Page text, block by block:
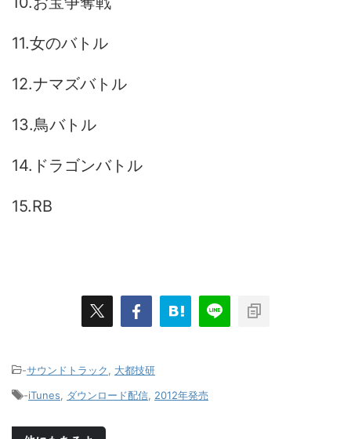
11.女のバトル
12.ナマズバトル
13.鳥バトル
14.ドラゴンバトル
15.RB
-サウンドトラック
大都技研
-iTunes ダウンロード配信 2012年発売